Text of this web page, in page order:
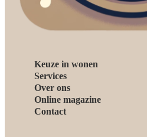
Keuze in wonen
Services
Over ons
Online magazine
Contact